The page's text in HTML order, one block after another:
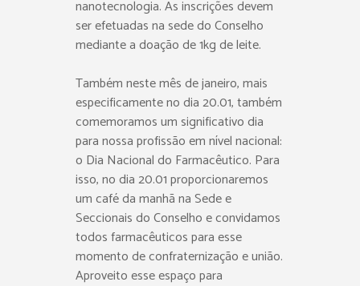
nanotecnologia. As inscrições devem
ser efetuadas na sede do Conselho
mediante a doação de 1kg de leite.
Também neste mês de janeiro, mais
especificamente no dia 20.01, também
comemoramos um significativo dia
para nossa profissão em nível nacional:
o Dia Nacional do Farmacêutico. Para
isso, no dia 20.01 proporcionaremos
um café da manhã na Sede e
Seccionais do Conselho e convidamos
todos farmacêuticos para esse
momento de confraternização e união.
Aproveito esse espaço para